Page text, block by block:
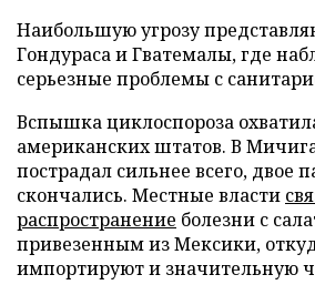
Наибольшую угрозу
Гондураса и Гватемалы, где
серьезные проблемы с
Вспышка циклоспороза
американских штатов. В
пострадал сильнее всего, двое
скончались. Местные власти
распространение болезни с
привезенным из Мексики,
импортируют и значительную